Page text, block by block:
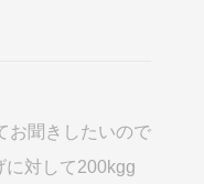
お聞きしたいので
に対して200kgg